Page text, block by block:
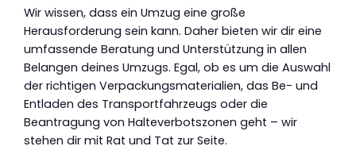
Wir wissen, dass ein Umzug eine große
Herausforderung sein kann. Daher bieten wir dir eine
umfassende Beratung und Unterstützung in allen
Belangen deines Umzugs. Egal, ob es um die Auswahl
der richtigen Verpackungsmaterialien, das Be- und
Entladen des Transportfahrzeugs oder die
Beantragung von Halteverbotszonen geht – wir
stehen dir mit Rat und Tat zur Seite.